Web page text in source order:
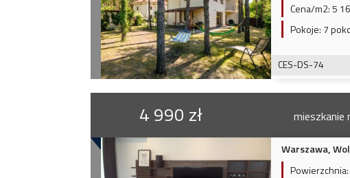
Cena/m2:5
Pokoje: 7
CES-DS-74
4 990 zł mieszkanie
Warszawa,
Powierzchnia: